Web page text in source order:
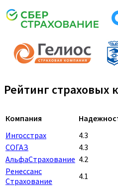
Рейтинг страховых
Компания
Ингосстрах
4.3
СОГАЗ
4.3
АльфаСтрахование 4.2
Ренессанс
Страхование
4.1